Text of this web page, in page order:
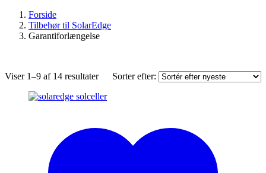
Forside
Tilbehør til SolarEdge
Garantiforlængelse
Viser 1–9 af 14 resultaterSorteret
seneste
Sorter efter: